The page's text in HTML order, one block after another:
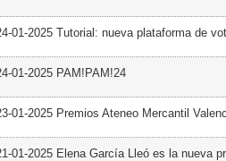
01-2025 Tutorial: nueva plataforma de
01-2025 PAM!PAM!24
01-2025 Premios Ateneo Mercantil
01-2025 Elena García Lleó es la nueva